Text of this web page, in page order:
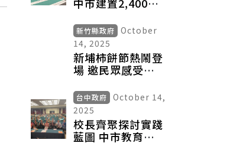
口全面優化
新竹縣政府
October
14, 2025
新埔柿餅節熱鬧登
場 邀民眾感受柿
台中政府
October 14,
2025
校長齊聚探討實踐
藍圖 中市教育局